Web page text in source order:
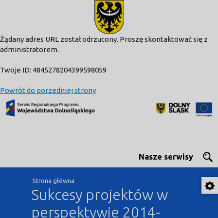
Żądany adres URL został odrzucony. Proszę skontaktować się z
administratorem.
Twoje ID: 4845278204399598059
Powrót do porzedniej strony
Nasze serwisy
Strona główna
Sukcesy projektów w
perspektywie 2014-
modal-check